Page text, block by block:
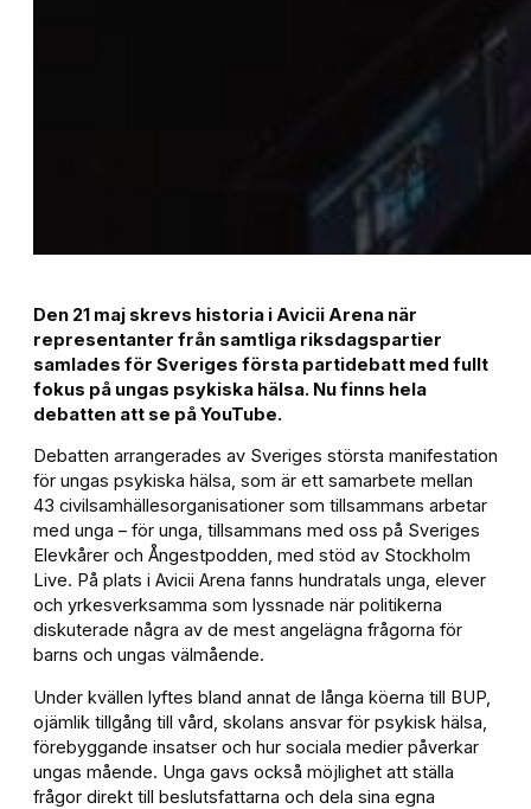
Den 21 maj skrevs historia i Avicii Arena när
representanter från samtliga riksdagspartier
samlades för Sveriges första partidebatt med fullt
fokus på ungas psykiska hälsa. Nu finns hela
debatten att se på YouTube.
Debatten arrangerades av Sveriges största manifestation
för ungas psykiska hälsa, som är ett samarbete mellan
43 civilsamhällesorganisationer som tillsammans arbetar
med unga – för unga, tillsammans med oss på Sveriges
Elevkårer och Ångestpodden, med stöd av Stockholm
Live. På plats i Avicii Arena fanns hundratals unga, elever
och yrkesverksamma som lyssnade när politikerna
diskuterade några av de mest angelägna frågorna för
barns och ungas välmående.
Under kvällen lyftes bland annat de långa köerna till BUP,
ojämlik tillgång till vård, skolans ansvar för psykisk hälsa,
förebyggande insatser och hur sociala medier påverkar
ungas mående. Unga gavs också möjlighet att ställa
frågor direkt till beslutsfattarna och dela sina egna